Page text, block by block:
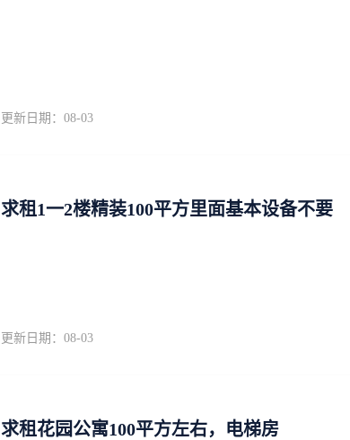
更新日期：08-03
求租1一2楼精装100平方里面基本设备不要
更新日期：08-03
求租花园公寓100平方左右，电梯房